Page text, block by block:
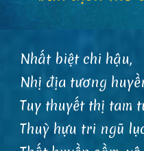
Nhất biệt chi hậu,
Nhị địa tương
Tuy thuyết thị tam
Thuỳ hựu tri ngũ